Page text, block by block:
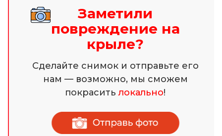
Заметили
повреждение на
крыле?
Сделайте снимок и отправьте его
нам — возможно, мы сможем
покраситьлокально!